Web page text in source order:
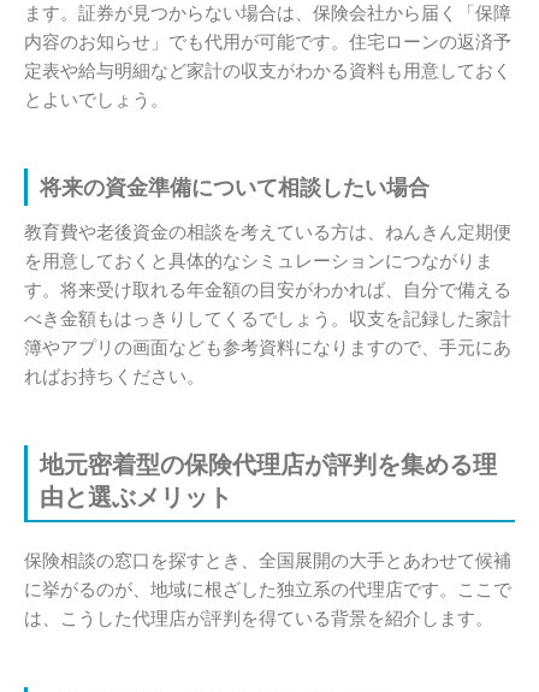
ます。証券が見つからない場合は、保険会社から届く「保障
内容のお知らせ」でも代用が可能です。住宅ローンの返済予
定表や給与明細など家計の収支がわかる資料も用意しておく
とよいでしょう。
将来の資金準備について相談したい場合
教育費や老後資金の相談を考えている方は、ねんきん定期便
を用意しておくと具体的なシミュレーションにつながりま
す。将来受け取れる年金額の目安がわかれば、自分で備える
べき金額もはっきりしてくるでしょう。収支を記録した家計
簿やアプリの画面なども参考資料になりますので、手元にあ
ればお持ちください。
地元密着型の保険代理店が評判を集める理
由と選ぶメリット
保険相談の窓口を探すとき、全国展開の大手とあわせて候補
に挙がるのが、地域に根ざした独立系の代理店です。ここで
は、こうした代理店が評判を得ている背景を紹介します。